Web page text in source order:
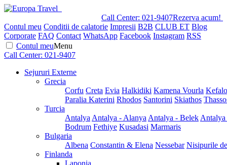
Call Center: 021-9407Rezerva acum!
Contul meu Conditii de calatorie Impresii B2B CLUB ET Blog
Corporate FAQ Contact WhatsApp Facebook Instagram RSS
Contul meuMenu
Call Center: 021-9407
Sejururi Externe
Grecia
Corfu Creta Evia Halkidiki Kamena Vourla
Paralia Katerini Rhodos Santorini Skiathos
Turcia
Antalya Antalya - Alanya Antalya - Belek
Bodrum Fethiye Kusadasi Marmaris
Bulgaria
Albena Constantin & Elena Nessebar Nisipurile
Finlanda
Laponia